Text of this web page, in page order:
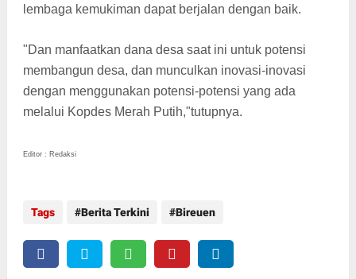
lembaga kemukiman dapat berjalan dengan baik.
"Dan manfaatkan dana desa saat ini untuk potensi
membangun desa, dan munculkan inovasi-inovasi
dengan menggunakan potensi-potensi yang ada
melalui Kopdes Merah Putih,"tutupnya.
Editor : Redaksi
Tags Berita Terkini Bireuen